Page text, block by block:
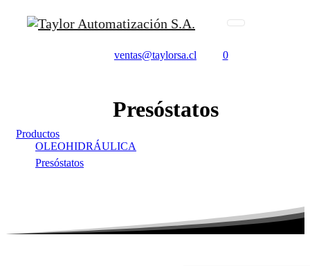
ventas@taylorsa.cl 0
Presóstatos
Productos
OLEOHIDRÁULICA
Presóstatos